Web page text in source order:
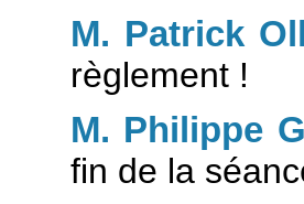
M. Patrick
règlement !
M. Philippe
fin de la